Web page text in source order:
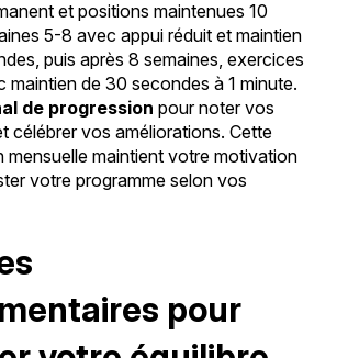
et positions maintenues 10
5-8 avec appui réduit et maintien
puis après 8 semaines, exercices
maintien de 30 secondes à 1 minute.
de progression pour noter vos
célébrer vos améliorations. Cette
maintient votre motivation
votre programme selon vos
pour